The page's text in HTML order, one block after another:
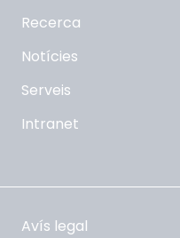
Recerca
Notícies
Serveis
Intranet
Avís legal